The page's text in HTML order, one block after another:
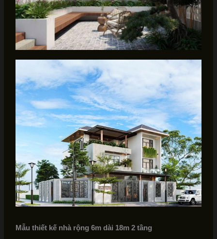
Mẫu thiết kế nhà rộng 6m dài 18m 2 tầng